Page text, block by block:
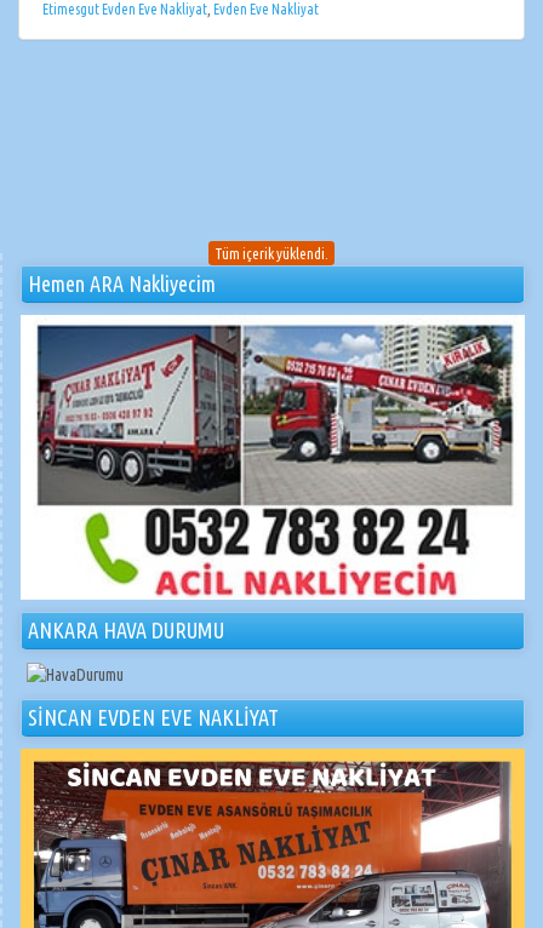
Etimesgut Evden Eve Nakliyat Evden Eve Nakliyat
Tüm içerik yüklendi.
Hemen ARA Nakliyecim
ANKARA HAVA DURUMU
SİNCAN EVDEN EVE NAKLİYAT